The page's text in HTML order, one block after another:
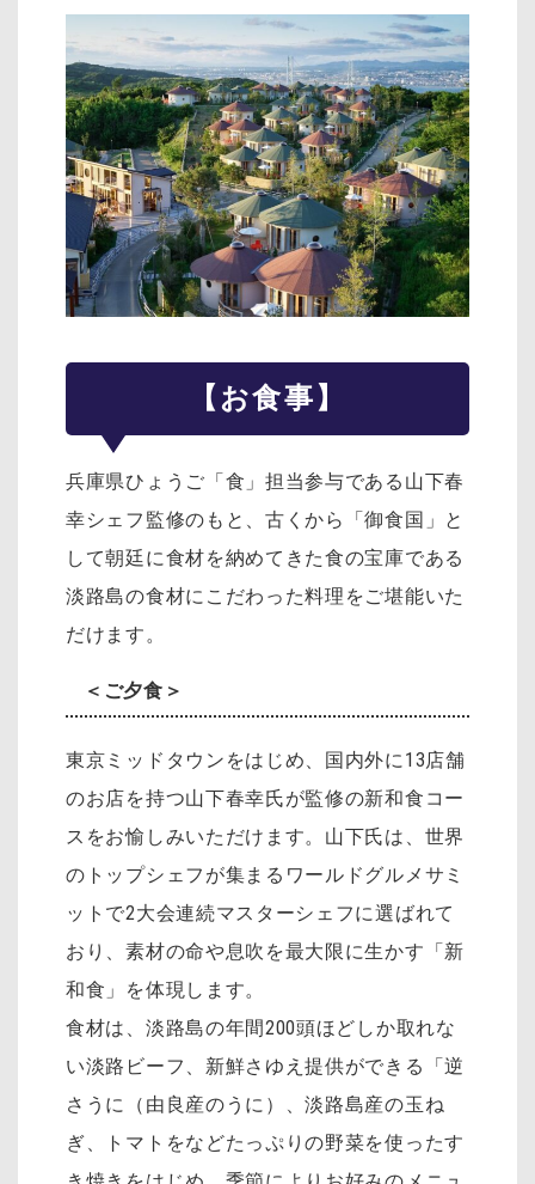
【お食事】
兵庫県ひょうご「食」担当参与である山下春
幸シェフ監修のもと、古くから「御食国」と
して朝廷に食材を納めてきた食の宝庫である
淡路島の食材にこだわった料理をご堪能いた
だけます。
＜ご夕食＞
東京ミッドタウンをはじめ、国内外に13店舗
のお店を持つ山下春幸氏が監修の新和食コー
スをお愉しみいただけます。山下氏は、世界
のトップシェフが集まるワールドグルメサミ
ットで2大会連続マスターシェフに選ばれて
おり、素材の命や息吹を最大限に生かす「新
和食」を体現します。
食材は、淡路島の年間200頭ほどしか取れな
い淡路ビーフ、新鮮さゆえ提供ができる「逆
さうに（由良産のうに）、淡路島産の玉ね
ぎ、トマトをなどたっぷりの野菜を使ったす